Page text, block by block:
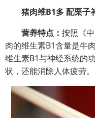
猪肉维B1多 配栗子
营养特点： 按照《
肉的维生素B1含量是牛肉
维生素B1与神经系统的
状，还能消除人体疲劳。